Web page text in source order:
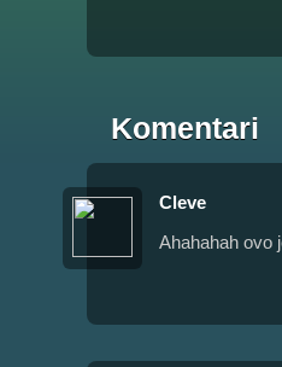
Komentari
Cleve
Ahahahah ovo